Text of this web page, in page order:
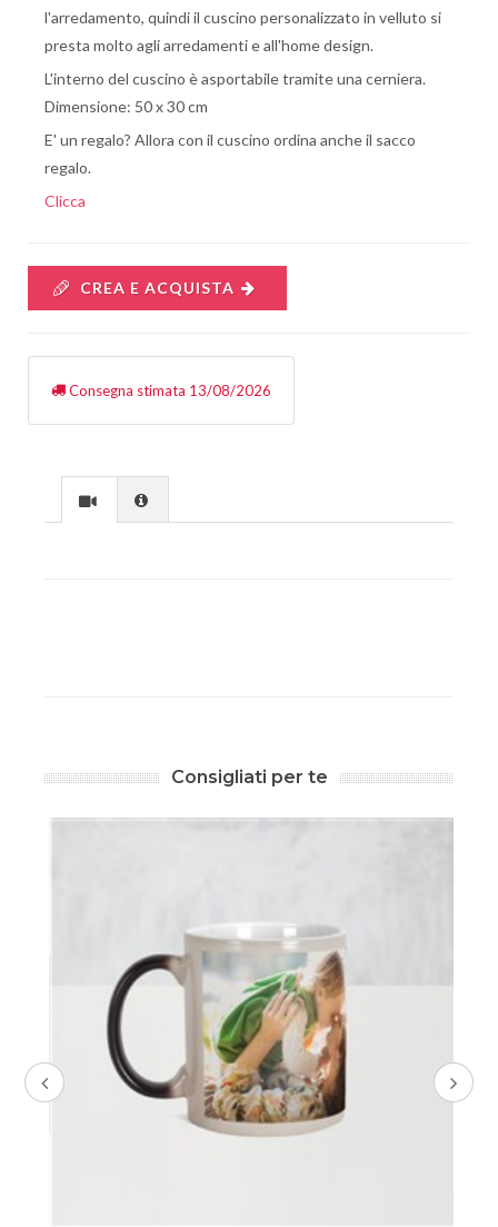
l'arredamento, quindi il cuscino personalizzato in velluto si
presta molto agli arredamenti e all'home design.
L'interno del cuscino è asportabile tramite una cerniera.
Dimensione: 50 x 30 cm
E' un regalo? Allora con il cuscino ordina anche il sacco
regalo.
Clicca
CREA E ACQUISTA
Consegna stimata 13/08/2026
Consigliati per te